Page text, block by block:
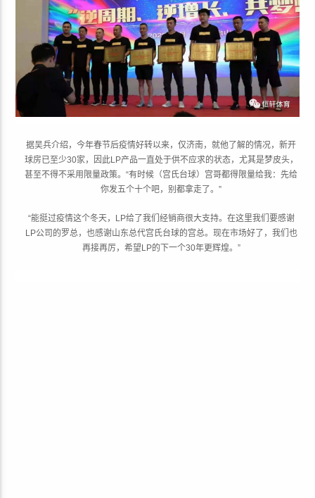
据吴兵介绍，今年春节后疫情好转以来，仅济南，就他了解的情况，新开
球房已至少30家，因此LP产品一直处于供不应求的状态，尤其是梦皮头，
甚至不得不采用限量政策。“有时候（宫氏台球）宫哥都得限量给我：先给
你发五个十个吧，别都拿走了。”
“能挺过疫情这个冬天，LP给了我们经销商很大支持。在这里我们要感谢
LP公司的罗总，也感谢山东总代宫氏台球的宫总。现在市场好了，我们也
再接再厉，希望LP的下一个30年更辉煌。”